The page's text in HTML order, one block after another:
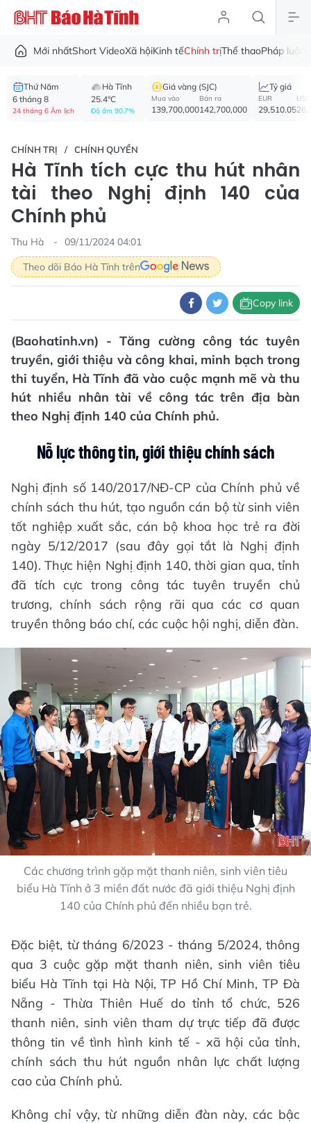
Mới nhấtShort VideoXã hộiKinh tếChính trịThể thaoPháp luật
Thứ Năm
6 tháng 8
24 tháng 6 Âm lịch
Hà Tĩnh
25.4°C
Độ ẩm 90.7%
Giá vàng (SJC)
Mua vào
139,700,000
Bán ra
142,700,000
Tỷ giá
EUR
29,510.05
USD
CHÍNH TRỊ CHÍNH QUYỀN
Hà Tĩnh tích cực thu hút nhân
tài theo Nghị định 140 của
Chính phủ
Thu Hà
09/11/2024 04:01
Theo dõi Báo Hà Tĩnh trên
Copy link
(Baohatinh.vn) - Tăng cường công tác tuyên
truyền, giới thiệu và công khai, minh bạch trong
thi tuyển, Hà Tĩnh đã vào cuộc mạnh mẽ và thu
hút nhiều nhân tài về công tác trên địa bàn
theo Nghị định 140 của Chính phủ.
Nỗ lực thông tin, giới thiệu chính sách
Nghị định số 140/2017/NĐ-CP của Chính phủ về
chính sách thu hút, tạo nguồn cán bộ từ sinh viên
tốt nghiệp xuất sắc, cán bộ khoa học trẻ ra đời
ngày 5/12/2017 (sau đây gọi tắt là Nghị định
140). Thực hiện Nghị định 140, thời gian qua, tỉnh
đã tích cực trong công tác tuyên truyền chủ
trương, chính sách rộng rãi qua các cơ quan
truyền thông báo chí, các cuộc hội nghị, diễn đàn.
Các chương trình gặp mặt thanh niên, sinh viên tiêu
biểu Hà Tĩnh ở 3 miền đất nước đã giới thiệu Nghị định
140 của Chính phủ đến nhiều bạn trẻ.
Đặc biệt, từ tháng 6/2023 - tháng 5/2024, thông
qua 3 cuộc gặp mặt thanh niên, sinh viên tiêu
biểu Hà Tĩnh tại Hà Nội, TP Hồ Chí Minh, TP Đà
Nẵng - Thừa Thiên Huế do tỉnh tổ chức, 526
thanh niên, sinh viên tham dự trực tiếp đã được
thông tin về tình hình kinh tế - xã hội của tỉnh,
chính sách thu hút nguồn nhân lực chất lượng
cao của Chính phủ.
Không chỉ vậy, từ những diễn đàn này, các bậc